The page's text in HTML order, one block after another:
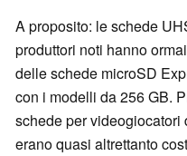
A proposito: le schede
produttori noti hanno
delle schede microSD
con i modelli da 256 GB.
schede per
erano quasi altrettanto